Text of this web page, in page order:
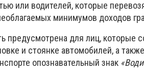
или водителей, которые
минимумов доходов
предусмотрена для лиц, которые
и стоянке автомобилей, а
опознавательный знак